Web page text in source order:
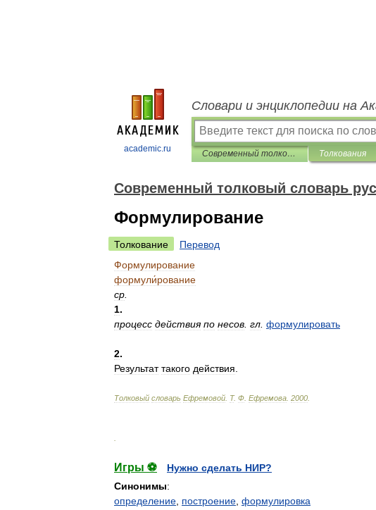
academic.ru
Словари и энциклопедии на
Современный толковый словарь русского языка Ефремовой Толкования
Современный толковый словарь
Формулирование
Толкование
Перевод
Формулирование
формули́рование
ср
1.
процесс действия по несов гл формулировать
2.
Результат такого действия
Толковый словарь Ефремовой Т. Ф Ефремова 2000
Игры ⚽
Нужно сделать НИР?
Синонимы:
определение построение формулировка